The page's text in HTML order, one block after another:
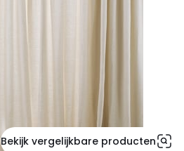
Bekijk vergelijkbare producten